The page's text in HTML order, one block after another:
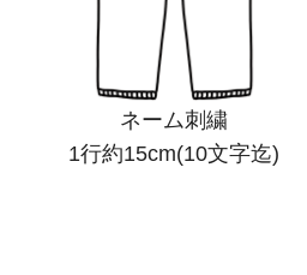
ネーム刺繍
1行約15cm(10文字迄)